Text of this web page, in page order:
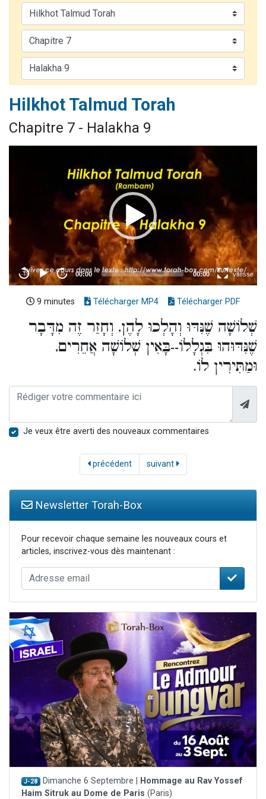
Il reste 49 places pour étudier en groupe sur Zoom
Eva vient de donner son Maasser
4 personnes viennent de nous rejoindre sur WhatsApp
3 personnes viennent de nous rejoindre sur WhatsApp
3 personnes viennent de faire un don pour Événements Torah-Box
Hilkhot Talmud Torah
Chapitre 7 - Halakha 9
9 minutes Télécharger MP4 Télécharger PDF
שְׁלוֹשָׁה שֶׁנִּדּוּ וְהָלְכוּ לָהֶן, וְחָזַר זֶה מִדָּבָר
שֶׁנִּדּוּהוּ בִּגְלָלוֹ--בָּאִין שְׁלוֹשָׁה אֲחֵרִים,
וּמַתִּירִין לוֹ.
Je veux être averti des nouveaux commentaires
précédent suivant
Newsletter Torah-Box
Pour recevoir chaque semaine les nouveaux cours et
articles, inscrivez-vous dès maintenant :
J-28 Dimanche 6 Septembre |
Hommage au Rav Yossef
Haim Sitruk au Dome de Paris (Paris)